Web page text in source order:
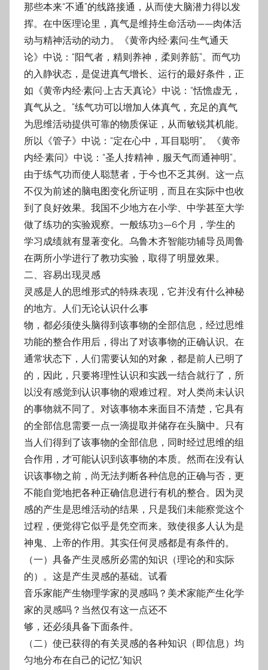
那些本来“不通”的线路接通，从而使大脑潜力得以发
挥。在中医理论里，真气是维持生命活动——肉体活
动与精神活动的动力。《黄帝内经·素问·生气通天
论》中说：“阳气者，精则养神，柔则养筋”。而气功
的入静状态，是促进真气增长、运行的最好条件，正
如《黄帝内经·素问·上古天真论》中说：“恬憺虚无，
真气从之。”练气功可以增加 人体真气，充足的真气
为思维活动提供可靠的物质保证，从而敏锐其机能。
所以《管子》 中说：“定在心中，耳目聪明”。《黄帝
内经·素问》中说：“圣人抟精神，服天气而通神明”。
由于练气功而使人聪慧者，于今也不乏其例。这一点
不仅为前述的脑电图变化所证明，而且在实际中也收
到了良好效果。我国不少地方在小学、中学甚至大学
做了练功的实验观察。一般练功3—6个月，学生的
学习成绩就有显著变化。乌鲁木齐智能功辅导员周鲁
在两所小学进行了教功实验，取得了明显效果。
二、容易出现灵感
灵感是人的思维形式的特殊表现，它并没有什么神秘
的地方。人们无论认识什么事
物，都必须使头脑得到该事物的全部信息，经过思维
功能的整合作用后，得出了对该事物的正确认识。在
通常状态下，人们需要认知的对象，都是前人已明了
的，因此，只要将理性认识和实践一结合就行了，所
以没有感觉到认识事物的艰难过程。对人类尚未认识
的事物就不同了。对该事物本来面目不清楚，它具有
的全部信息需要一点一滴提取并储存在头脑中。只有
当人们得到了该事物的全部信息，同时经过思维的组
合作用，才可能认识到该事物的本质。然而在没有认
识该事物之前，尚无法判断各种信息的正确与否，更
不能自觉地把各种正确信息进行有机的整合。因为灵
感的产生是思维活动的结果，只是我们未能察觉这个
过程，便觉得它似乎是凭空而来。致使很多人认为是
神鬼、上帝的作用。其实任何灵感都是有条件的。
（一）具备产生灵感所必需的知识（理论的和实际
的）。这是产生灵感的基础。试看
音乐家能产生物理学家的灵感吗？美术家能产生化学
家的灵感吗？当然仅有这一点还不
够，还必须具备下面条件。
（二）使已获得的有关灵感的各种知识（即信息）均
匀地分布在自己的记忆“知识